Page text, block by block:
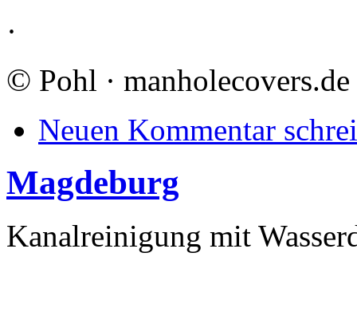
·
© Pohl · manholecovers.de
Neuen Kommentar
Magdeburg
Kanalreinigung mit